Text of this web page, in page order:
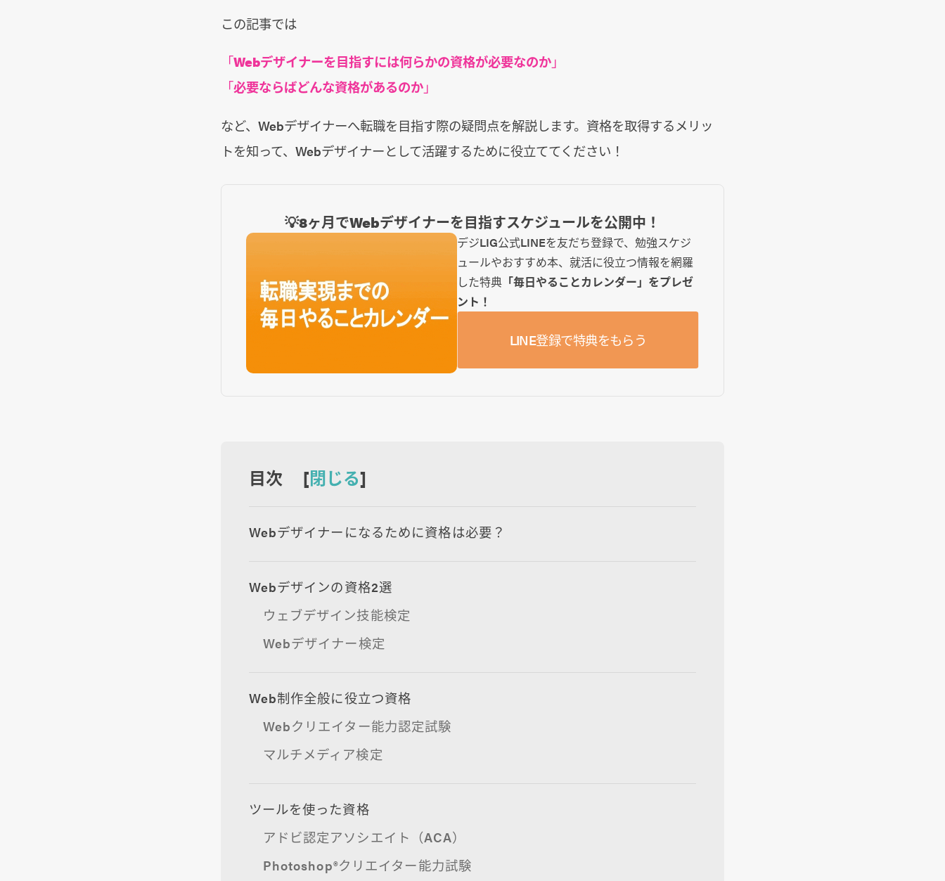
この記事では
「Webデザイナーを目指すには何らかの資格が必要なのか」
「必要ならばどんな資格があるのか」
など、Webデザイナーへ転職を目指す際の疑問点を解説します。資格を取得するメリッ
トを知って、Webデザイナーとして活躍するために役立ててください！
💡8ヶ月でWebデザイナーを目指すスケジュールを公開中！
デジLIG公式LINEを友だち登録で、勉強スケジ
ュールやおすすめ本、就活に役立つ情報を網羅
した特典 「毎日やることカレンダー」をプレゼ
ント！
LINE登録で特典をもらう
目次 [閉じる]
Webデザイナーになるために資格は必要？
Webデザインの資格2選
ウェブデザイン技能検定
Webデザイナー検定
Web制作全般に役立つ資格
Webクリエイター能力認定試験
マルチメディア検定
ツールを使った資格
アドビ認定アソシエイト（ACA）
Photoshop®クリエイター能力試験